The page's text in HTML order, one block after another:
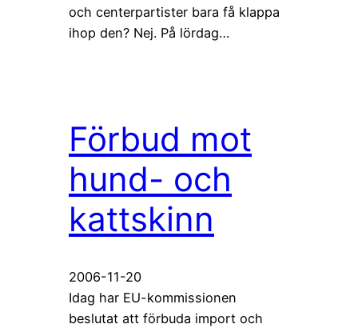
och centerpartister bara få klappa
ihop den? Nej. På lördag…
Förbud mot
hund- och
kattskinn
2006-11-20
Idag har EU-kommissionen
beslutat att förbuda import och